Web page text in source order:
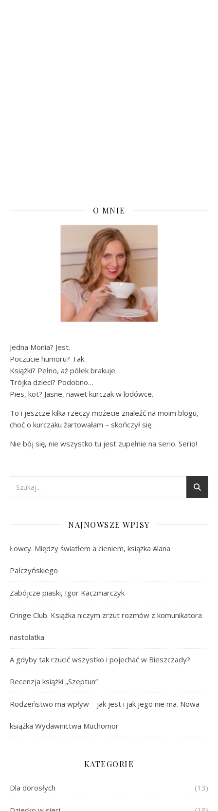
O MNIE
Jedna Monia? Jest.
Poczucie humoru? Tak.
Książki? Pełno, aż półek brakuje.
Trójka dzieci? Podobno…
Pies, kot? Jasne, nawet kurczak w lodówce.
To i jeszcze kilka rzeczy możecie znaleźć na moim blogu,
choć o kurczaku żartowałam – skończył się.
Nie bój się, nie wszystko tu jest zupełnie na serio. Serio!
NAJNOWSZE WPISY
Łowcy. Między światłem a cieniem, książka Alana
Pałczyńskiego
Zabójcze piaski, Igor Kaczmarczyk
Cringe Club. Książka niczym zrzut rozmów z komunikatora
nastolatka
A gdyby tak rzucić wszystko i pojechać w Bieszczady?
Recenzja książki „Szeptun”
Rodzeństwo ma wpływ – jak jest i jak jego nie ma. Nowa
książka Wydawnictwa Muchomor
KATEGORIE
Dla dorosłych (13)